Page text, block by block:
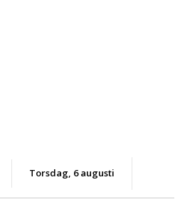
torsdag, 6 augusti